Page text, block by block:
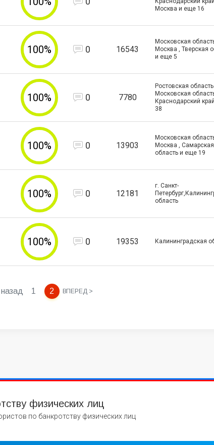
Москва и еще 16
100% 0 16543
Московская
Москва , Тверская
и еще 5
100% 0 7780
Ростовская область
Московская
Краснодарский
38
100% 0 13903
Московская
Москва , Самарская
область и еще 19
100% 0 12181
г. Санкт-
область
100% 0 19353 Калининградская
назад 1 2 ВПЕРЕД >
физических лиц
по банкротству физических лиц